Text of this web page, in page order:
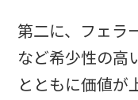
第二に、フェラ
など希少性の高
とともに価値が